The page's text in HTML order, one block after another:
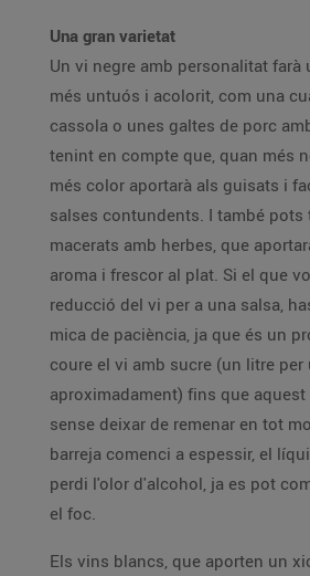
Una gran varietat
Un vi negre amb personalitat farà
més untuós i acolorit, com una
cassola o unes galtes de porc
tenint en compte que, quan més
més color aportarà als guisats i
salses contundents. I també pots
macerats amb herbes, que
aroma i frescor al plat. Si el que
reducció del vi per a una salsa,
mica de paciència, ja que és un
coure el vi amb sucre (un litre per
aproximadament) fins que
sense deixar de remenar en tot
barreja comenci a espessir, el
perdi l'olor d'alcohol, ja es pot
el foc.
Els vins blancs, que aporten un